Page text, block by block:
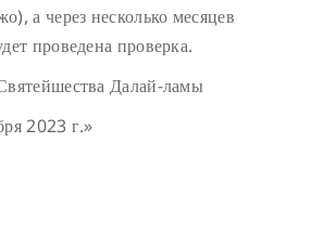
а через несколько месяцев
проведена проверка.
Далай-ламы
2023 г.»